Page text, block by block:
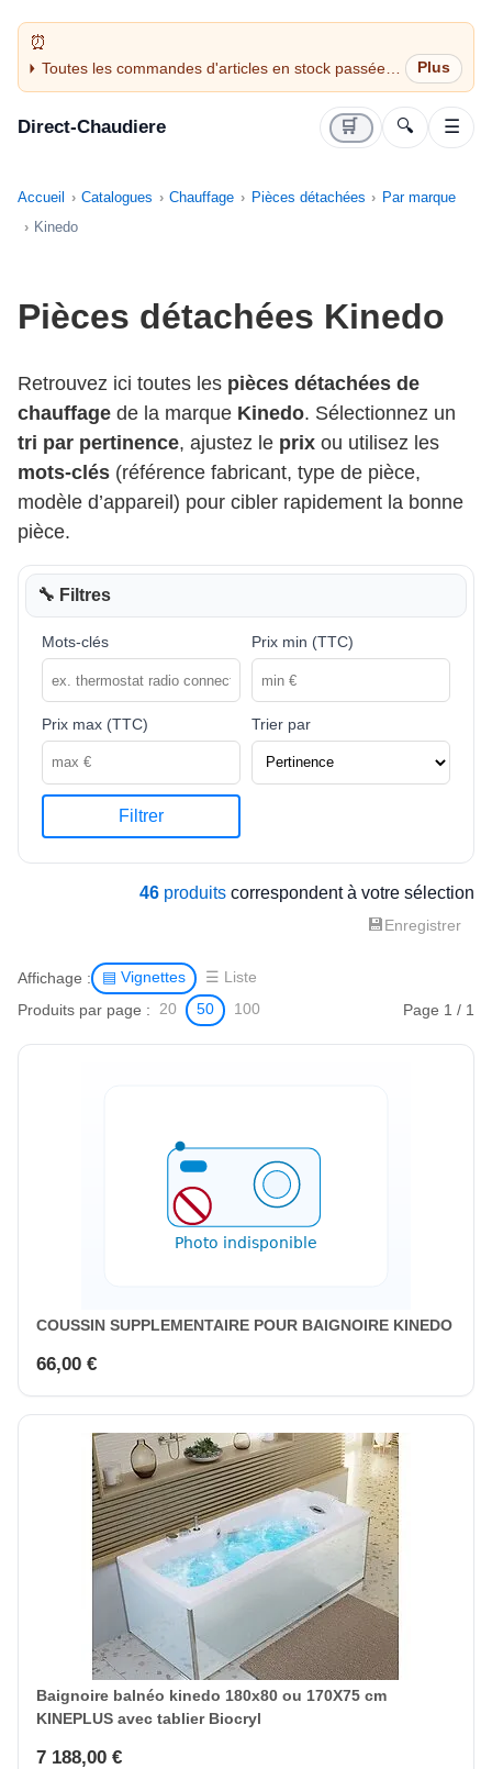
Toutes les commandes d'articles en stock passées
avant 14H sont expédiées le jour même (jours
Direct-Chaudiere 🛒 🔍 ☰
Accueil Catalogues Chauffage Pièces détachées
Par marque
Kinedo
Pièces détachées Kinedo
Retrouvez ici toutes les pièces détachées de
chauffage de la marque Kinedo. Sélectionnez un
tri par pertinence, ajustez le prix ou utilisez les
mots-clés (référence fabricant, type de pièce,
modèle d’appareil) pour cibler rapidement la bonne
pièce.
🔧 Filtres
Mots-clés Prix min (TTC)
Prix max (TTC) Trier par
Filtrer
46 produits correspondent à votre sélection
💾Enregistrer
Affichage : ▤ Vignettes ☰ Liste
Produits par page : 20 50 100 Page 1 / 1
COUSSIN SUPPLEMENTAIRE POUR BAIGNOIRE KINEDO
66,00 €
Baignoire balnéo kinedo 180x80 ou 170X75 cm
KINEPLUS avec tablier Biocryl
7 188,00 €